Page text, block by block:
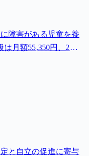
障害がある児童を養
月額55,350円、2級
と自立の促進に寄与